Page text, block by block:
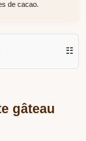
de cacao.
☷
gâteau